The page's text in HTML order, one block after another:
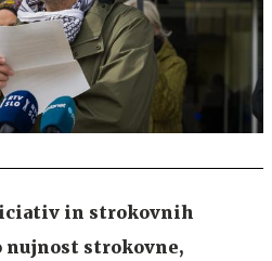
in strokovnih
nujnost strokovne,